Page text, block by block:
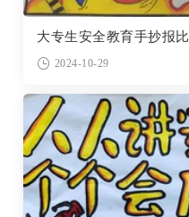
大专生安全教育手抄报
2024-10-29